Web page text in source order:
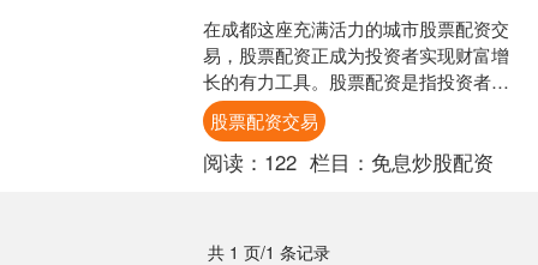
在成都这座充满活力的城市股票配资交
易，股票配资正成为投资者实现财富增
长的有力工具。股票配资是指投资者通
过向配资公司借入资金，放大自己的投
资本金，从而提高投资收益....
股票配资交易
阅读： 122 栏目： 免息炒股配资
共 1 页/1 条记录